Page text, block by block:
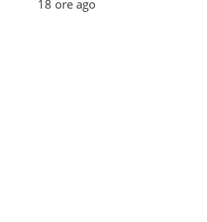
18 ore ago